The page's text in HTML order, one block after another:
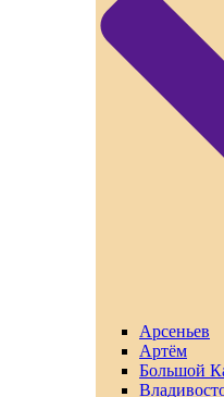
Арсеньев
Артём
Большой